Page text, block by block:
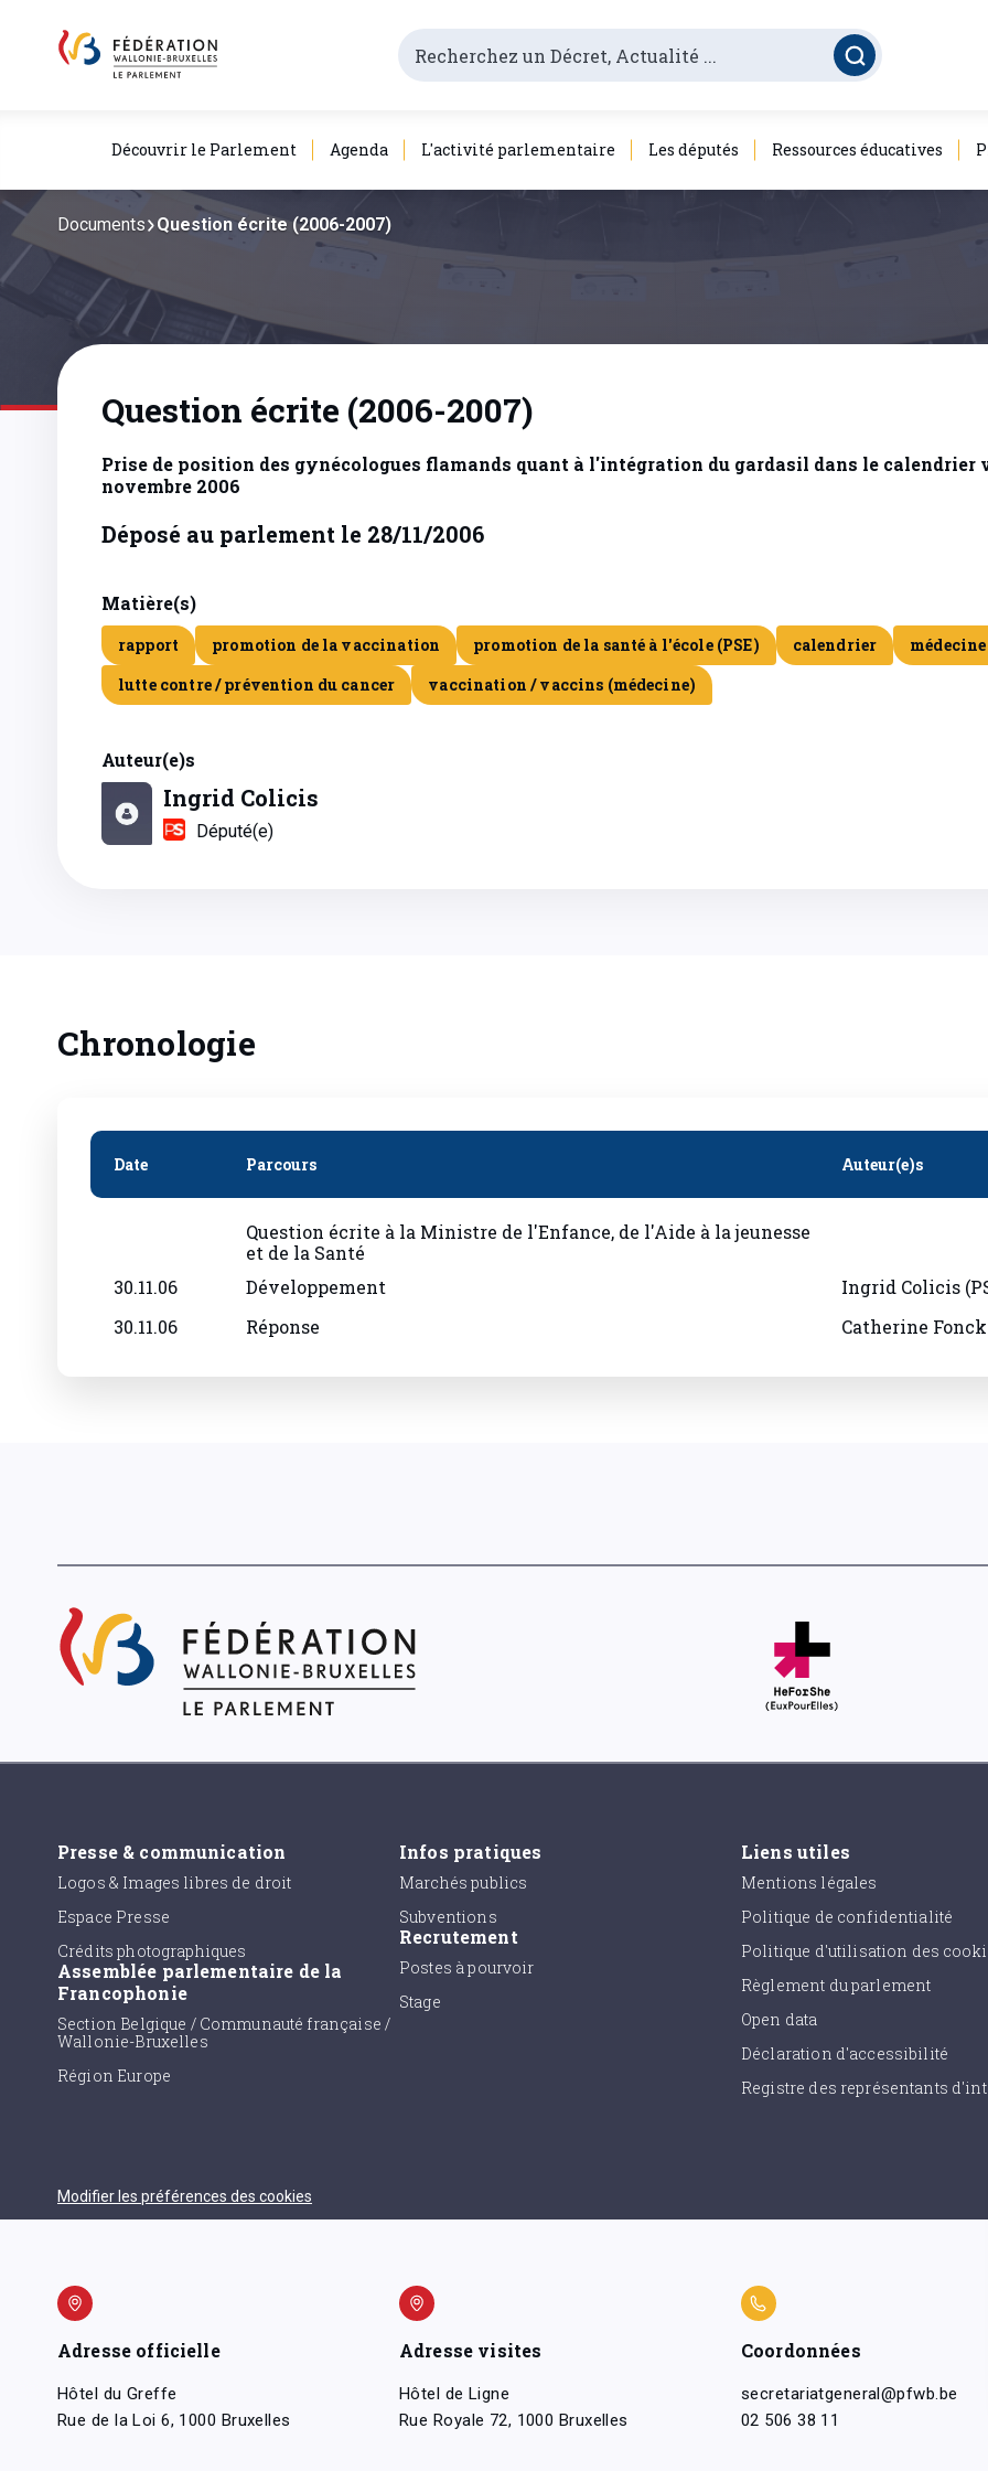
Découvrir le Parlement Agenda L'activité parlementaire Les députés Ressources éducatives
Documents Question écrite (2006-2007)
Question écrite (2006-2007)
Prise de position des gynécologues flamands quant à l'intégration du gardasil dans le calendrier
novembre 2006
Déposé au parlement le 28/11/2006
Matière(s)
rapport promotion de la vaccination promotion de la santé à l'école (PSE) calendrier
lutte contre / prévention du cancer
vaccination / vaccins (médecine)
Auteur(e)s
Ingrid Colicis
Député(e)
Chronologie
Date Parcours Auteur(e)s
Question écrite à la Ministre de l'Enfance, de l'Aide à la jeunesse
et de la Santé
30.11.06
Développement
Ingrid Colicis
30.11.06
Réponse Catherine Fonck
Presse & communication
Logos & Images libres de droit
Espace Presse
Crédits photographiques
Assemblée parlementaire de la
Francophonie
Section Belgique / Communauté française /
Wallonie-Bruxelles
Région Europe
Infos pratiques
Marchés publics
Subventions
Recrutement
Postes à pourvoir
Stage
Liens utiles
Mentions légales
Politique de confidentialité
Politique d'utilisation des
Règlement du parlement
Open data
Déclaration d'accessibilité
Registre des représentants
Modifier les préférences des cookies
Adresse officielle
Hôtel du Greffe
Rue de la Loi 6, 1000 Bruxelles
Adresse visites
Hôtel de Ligne
Rue Royale 72, 1000 Bruxelles
Coordonnées
secretariatgeneral@pfwb.be
02 506 38 11